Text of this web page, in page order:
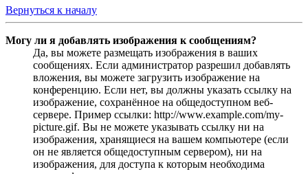
Вернуться к началу
Могу ли я добавлять изображения к сообщениям?
Да, вы можете размещать изображения в ваших
сообщениях. Если администратор разрешил добавлять
вложения, вы можете загрузить изображение на
конференцию. Если нет, вы должны указать ссылку на
изображение, сохранённое на общедоступном веб-
сервере. Пример ссылки: http://www.example.com/my-
picture.gif. Вы не можете указывать ссылку ни на
изображения, хранящиеся на вашем компьютере (если
он не является общедоступным сервером), ни на
изображения, для доступа к которым необходима